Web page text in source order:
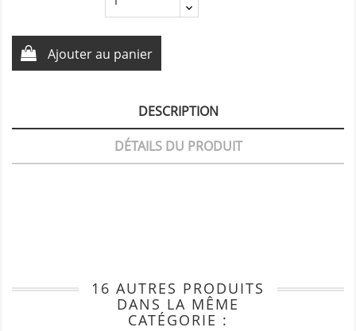
Ajouter au panier
DESCRIPTION
DÉTAILS DU PRODUIT
16 AUTRES PRODUITS
DANS LA MÊME
CATÉGORIE :